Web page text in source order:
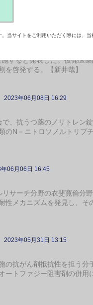
2023年06月29日 17:30
すると発表した。後発医薬
啓発する。【新井哉】
2023年06月08日 16:29
、抗うつ薬のノリトレン
のN－ニトロソノルトリプ
06月06日 16:45
サーチ分野の衣斐寛倫分
性メカニズムを発見し、そ
2023年05月31日 13:15
抗がん剤抵抗性を担う分
ートファジー阻害剤の併用
当サイトをご利用いただく際には、